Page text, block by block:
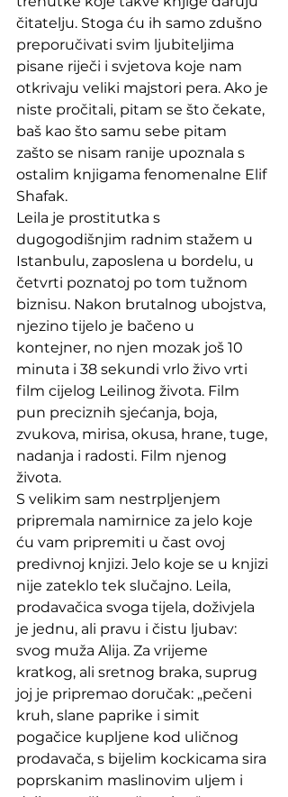
čitatelju. Stoga ću ih samo zdušno
preporučivati svim ljubiteljima
pisane riječi i svjetova koje nam
otkrivaju veliki majstori pera. Ako je
niste pročitali, pitam se što čekate,
baš kao što samu sebe pitam
zašto se nisam ranije upoznala s
ostalim knjigama fenomenalne Elif
Shafak.
Leila je prostitutka s
dugogodišnjim radnim stažem u
Istanbulu, zaposlena u bordelu, u
četvrti poznatoj po tom tužnom
biznisu. Nakon brutalnog ubojstva,
njezino tijelo je bačeno u
kontejner, no njen mozak još 10
minuta i 38 sekundi vrlo živo vrti
film cijelog Leilinog života. Film
pun preciznih sjećanja, boja,
zvukova, mirisa, okusa, hrane, tuge,
nadanja i radosti. Film njenog
života.
S velikim sam nestrpljenjem
pripremala namirnice za jelo koje
ću vam pripremiti u čast ovoj
predivnoj knjizi. Jelo koje se u knjizi
nije zateklo tek slučajno. Leila,
prodavačica svoga tijela, doživjela
je jednu, ali pravu i čistu ljubav:
svog muža Alija. Za vrijeme
kratkog, ali sretnog braka, suprug
joj je pripremao doručak: „pečeni
kruh, slane paprike i simit
pogačice kupljene kod uličnog
prodavača, s bijelim kockicama sira
poprskanim maslinovim uljem i